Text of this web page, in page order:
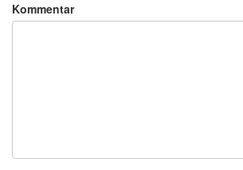
Kommentar